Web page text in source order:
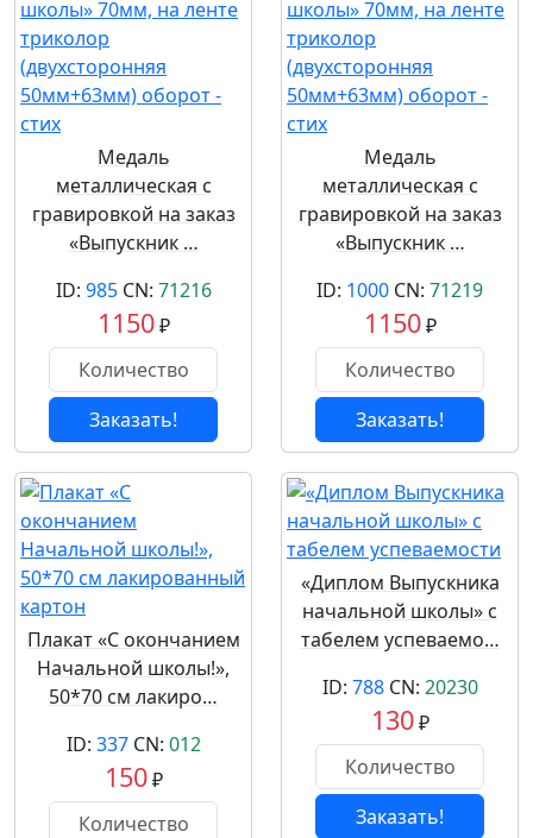
Медаль
металлическая с
гравировкой на заказ
«Выпускник …
ID: 985CN: 71216
1150₽
Заказать!
Медаль
металлическая с
гравировкой на заказ
«Выпускник …
ID: 1000 CN: 71219
1150₽
Заказать!
Плакат «С окончанием
Начальной школы!»,
50*70 см лакиро…
ID: 337CN: 012
150₽
«Диплом Выпускника
начальной школы» с
табелем успеваемо…
ID: 788CN: 20230
130₽
Заказать!